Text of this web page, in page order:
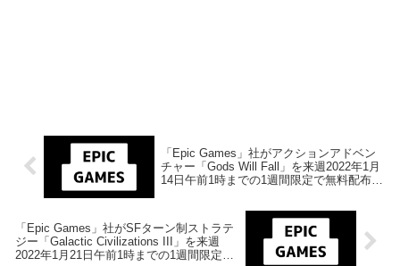
「Epic Games」社がアクションアドベン
チャー「Gods Will Fall」を来週2022年1月
14日午前1時までの1週間限定で無料配布を
「Epic Games」社がSFターン制ストラテ
ジー「Galactic Civilizations III」を来週
2022年1月21日午前1時までの1週間限定で